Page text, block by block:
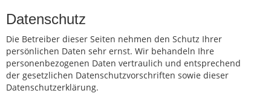
Datenschutz
Die Betreiber dieser Seiten nehmen den Schutz Ihrer
persönlichen Daten sehr ernst. Wir behandeln Ihre
personenbezogenen Daten vertraulich und entsprechend
der gesetzlichen Datenschutzvorschriften sowie dieser
Datenschutzerklärung.